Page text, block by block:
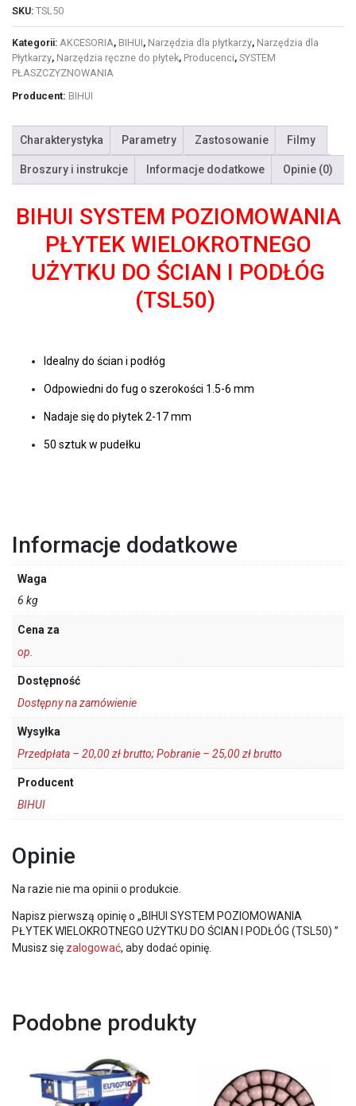
SKU: TSL50
Kategorii: AKCESORIA, BIHUI, Narzędzia dla płytkarzy, Narzędzia dla
Płytkarzy, Narzędzia ręczne do płytek, Producenci, SYSTEM
PŁASZCZYZNOWANIA
Producent: BIHUI
Charakterystyka Parametry Zastosowanie Filmy
Broszury i instrukcje Informacje dodatkowe Opinie (0)
BIHUI SYSTEM POZIOMOWANIA
PŁYTEK WIELOKROTNEGO
UŻYTKU DO ŚCIAN I PODŁÓG
(TSL50)
Idealny do ścian i podłóg
Odpowiedni do fug o szerokości 1.5-6 mm
Nadaje się do płytek 2-17 mm
50 sztuk w pudełku
Informacje dodatkowe
Waga
6 kg
Cena za
op.
Dostępność
Dostępny na zamówienie
Wysyłka
Przedpłata – 20,00 zł brutto; Pobranie – 25,00 zł brutto
Producent
BIHUI
Opinie
Na razie nie ma opinii o produkcie.
Napisz pierwszą opinię o „BIHUI SYSTEM POZIOMOWANIA
PŁYTEK WIELOKROTNEGO UŻYTKU DO ŚCIAN I PODŁÓG (TSL50) ”
Musisz się zalogować, aby dodać opinię.
Podobne produkty